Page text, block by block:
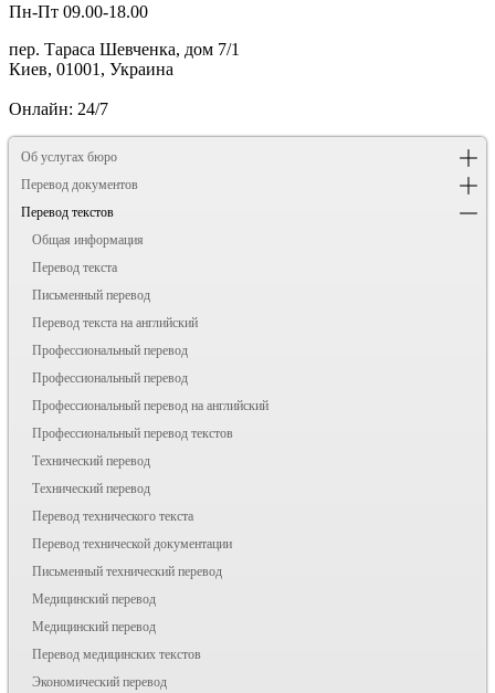
Пн-Пт 09.00-18.00
пер. Тараса Шевченка, дом 7/1
Киев, 01001, Украина
Онлайн: 24/7
Об услугах бюро
Перевод документов
Перевод текстов
Общая информация
Перевод текста
Письменный перевод
Перевод текста на английский
Профессиональный перевод
Профессиональный перевод
Профессиональный перевод на английский
Профессиональный перевод текстов
Технический перевод
Технический перевод
Перевод технического текста
Перевод технической документации
Письменный технический перевод
Медицинский перевод
Медицинский перевод
Перевод медицинских текстов
Экономический перевод